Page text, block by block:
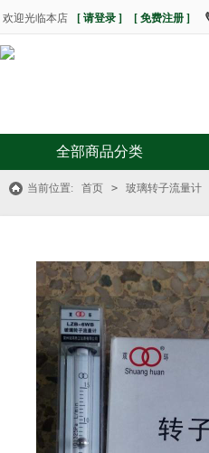
欢迎光临本店 [ 请登录 ] [ 免费注册 ]
全部商品分类
当前位置: 首页 > 玻璃转子流量计